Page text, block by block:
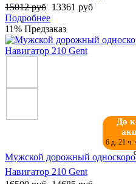
15012 руб 13361 руб
Подробнее
11% Предзаказ
До
6 д. 21 ч.
Мужской дорожный
Навигатор 210 Gent